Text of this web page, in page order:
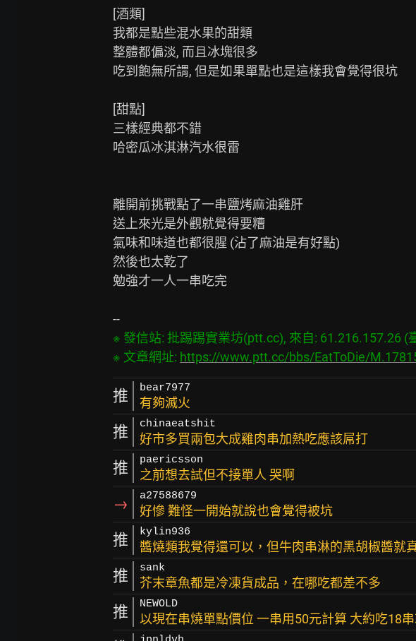
[酒類]
我都是點些混水果的甜類
整體都偏淡, 而且冰塊很多
吃到飽無所謂, 但是如果單點也是這樣我會覺得很坑
[甜點]
三樣經典都不錯
哈密瓜冰淇淋汽水很雷
離開前挑戰點了一串鹽烤麻油雞肝
送上來光是外觀就覺得要糟
氣味和味道也都很腥 (沾了麻油是有好點)
然後也太乾了
勉強才一人一串吃完
※ 發信站: 批踢踢實業坊(ptt.cc), 來自: 61.216.157.26 (
※ 文章網址: https://www.ptt.cc/bbs/EatToDie/
推 bear7977
有夠滅火
推 chinaeatshit
好市多買兩包大成雞肉串加熱吃應該屌打
推 paericsson
之前想去試但不接單人 哭啊
→ a27588679
好慘 難怪一開始就說也會覺得被坑
推 kylin936
醬燒類我覺得還可以，但牛肉串淋的黑胡椒醬就
推 sank
芥末章魚都是冷凍貨成品，在哪吃都差不多
推 NEWOLD
以現在串燒單點價位 一串用50元計算 大約吃18